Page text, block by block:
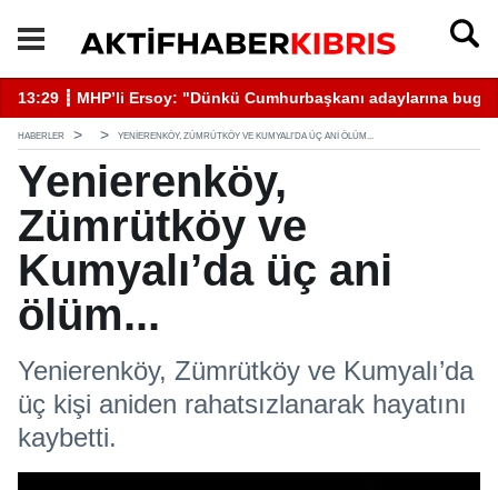
13:29 ┋ MHP’li Ersoy: "Dünkü Cumhurbaşkanı adaylarına
HABERLER YENIERENKÖY, ZÜMRÜTKÖY VE KUMYALI’DA ÜÇ ANI ÖLÜM...
Yenierenköy,
Zümrütköy ve
Kumyalı’da üç ani
ölüm...
Yenierenköy, Zümrütköy ve Kumyalı’da
üç kişi aniden rahatsızlanarak hayatını
kaybetti.